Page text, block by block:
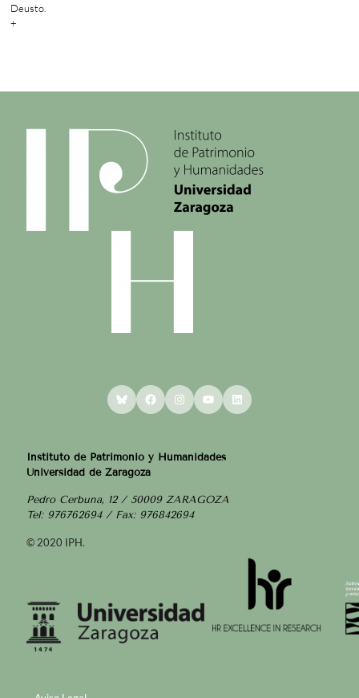
Deusto.
+
BlueskyFacebookInstagram
YouTubeLinkedIn
Instituto de Patrimonio y Humanidades
Universidad de Zaragoza
Pedro Cerbuna, 12 / 50009 ZARAGOZA
Tel: 976762694 / Fax: 976842694
© 2020 IPH.